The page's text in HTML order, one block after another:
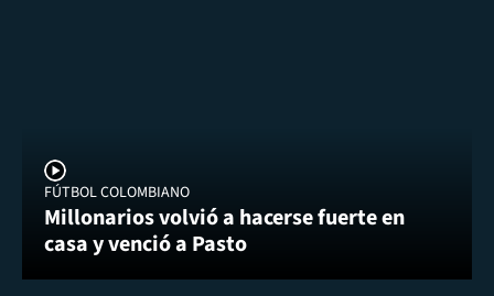
FÚTBOL COLOMBIANO
Millonarios volvió a hacerse fuerte en
casa y venció a Pasto